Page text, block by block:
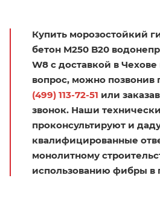
Купить морозостойкий
бетон М250 B20
W8 с доставкой в Чехове
вопрос, можно позвонив
(499) 113-72-51 или
звонок. Наши
проконсультируют и
квалифицированные
монолитному
использованию фибры в